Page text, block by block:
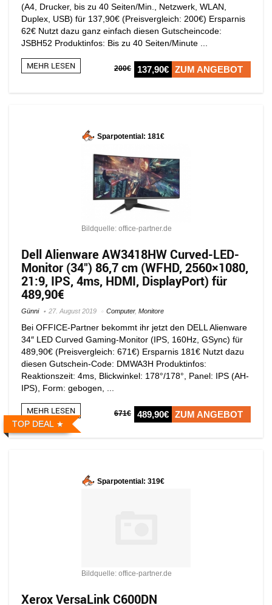
(A4, Drucker, bis zu 40 Seiten/Min., Netzwerk, WLAN,
Duplex, USB) für 137,90€ (Preisvergleich: 200€) Ersparnis
62€ Nutzt dazu ganz einfach diesen Gutscheincode:
JSBH52 Produktinfos: Bis zu 40 Seiten/Minute ...
MEHR LESEN 200€ 137,90€ ZUM ANGEBOT
TOP DEAL
Sparpotential: 181€
Bildquelle: office-partner.de
Dell Alienware AW3418HW Curved-LED-
Monitor (34″) 86,7 cm (WFHD, 2560×1080,
21:9, IPS, 4ms, HDMI, DisplayPort) für
489,90€
Günni 27. August 2019 Computer, Monitore
Bei OFFICE-Partner bekommt ihr jetzt den DELL Alienware
34″ LED Curved Gaming-Monitor (IPS, 160Hz, GSync) für
489,90€ (Preisvergleich: 671€) Ersparnis 181€ Nutzt dazu
diesen Gutschein-Code: DMWA3H Produktinfos:
Reaktionszeit: 4ms, Blickwinkel: 178°/​178°, Panel: IPS (AH-
IPS), Form: gebogen, ...
MEHR LESEN 671€ 489,90€ ZUM ANGEBOT
Sparpotential: 319€
Bildquelle: office-partner.de
Xerox VersaLink C600DN